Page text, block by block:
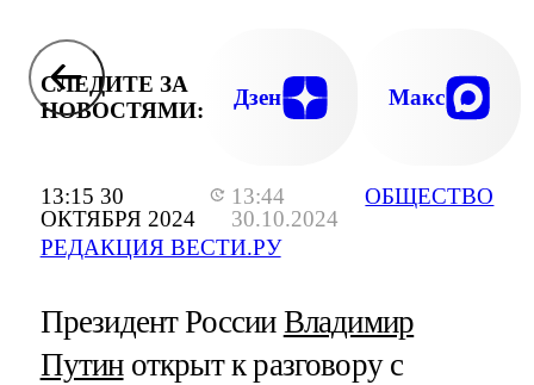
13:15 30
ОКТЯБРЯ 2024
13:44
30.10.2024
РЕДАКЦИЯ ВЕСТИ.РУ
ОБЩЕСТВО
СЛЕДИТЕ ЗА
НОВОСТЯМИ:
Дзен Макс
Президент России Владимир
Путиноткрыт к разговору с